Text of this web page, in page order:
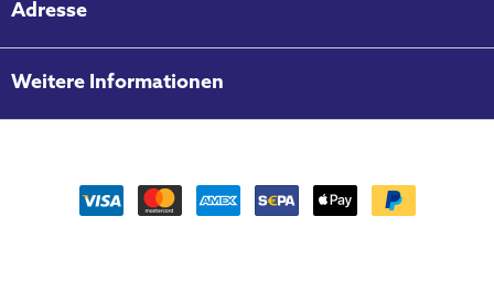
Adresse
Weitere Informationen